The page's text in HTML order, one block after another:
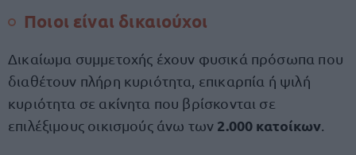
Ποιοι είναι δικαιούχοι
Δικαίωμα συμμετοχής έχουν φυσικά πρόσωπα που
διαθέτουν πλήρη κυριότητα, επικαρπία ή ψιλή
κυριότητα σε ακίνητα που βρίσκονται σε
επιλέξιμους οικισμούς άνω των 2.000 κατοίκων.